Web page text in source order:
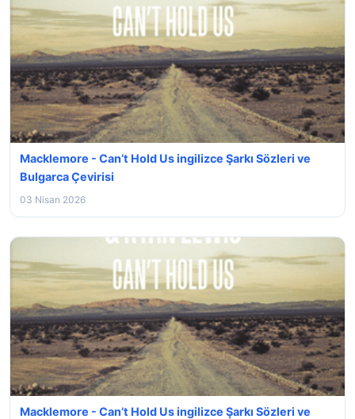
Macklemore - Can’t Hold Us ingilizce Şarkı Sözleri ve
Bulgarca Çevirisi
03 Nisan 2026
Macklemore - Can’t Hold Us ingilizce Şarkı Sözleri ve